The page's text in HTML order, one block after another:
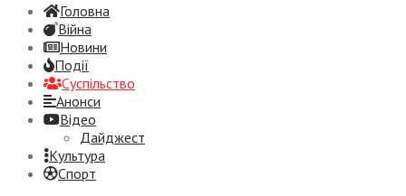
Головна
Війна
Новини
Події
Суспiльство
Анонси
Відео
Дайджест
Культура
Спорт